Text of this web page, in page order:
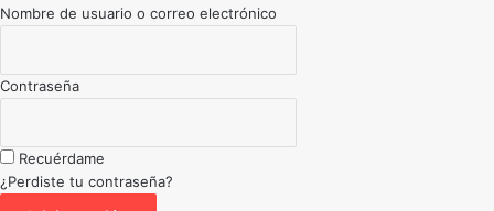
Nombre de usuario o correo electrónico
Contraseña
Recuérdame
¿Perdiste tu contraseña?